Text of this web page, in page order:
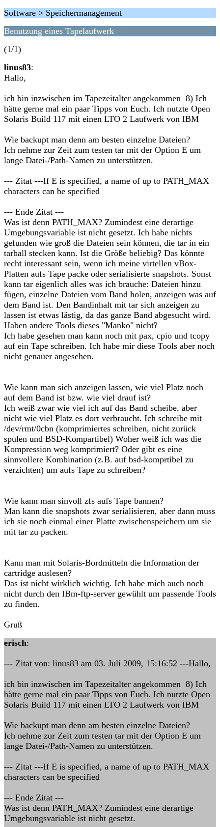
Software > Speichermanagement
Benutzung eines Tapelaufwerk
(1/1)
linus83:
Hallo,
ich bin inzwischen im Tapezeitalter angekommen 8) Ich
hätte gerne mal ein paar Tipps von Euch. Ich nutzte Open
Solaris Build 117 mit einen LTO 2 Laufwerk von IBM
Wie backupt man denn am besten einzelne Dateien?
Ich nehme zur Zeit zum testen tar mit der Option E um
lange Datei-/Path-Namen zu unterstützen.
--- Zitat ---If E is specified, a name of up to PATH_MAX
characters can be specified
--- Ende Zitat ---
Was ist denn PATH_MAX? Zumindest eine derartige
Umgebungsvariable ist nicht gesetzt. Ich habe nichts
gefunden wie groß die Dateien sein können, die tar in ein
tarball stecken kann. Ist die Größe beliebig? Das könnte
recht interessant sein, wenn ich meine virtellen vBox-
Platten aufs Tape packe oder serialisierte snapshots. Sonst
kann tar eigenlich alles was ich brauche: Dateien hinzu
fügen, einzelne Dateien vom Band holen, anzeigen was auf
dem Band ist. Den Bandinhalt mit tar sich anzeigen zu
lassen ist etwas lästig, da das ganze Band abgesucht wird.
Haben andere Tools dieses "Manko" nicht?
Ich habe gesehen man kann noch mit pax, cpio und tcopy
auf ein Tape schreiben. Ich habe mir diese Tools aber noch
nicht genauer angesehen.
Wie kann man sich anzeigen lassen, wie viel Platz noch
auf dem Band ist bzw. wie viel drauf ist?
Ich weiß zwar wie viel ich auf das Band scheibe, aber
nicht wie viel Platz es dort verbraucht. Ich schreibe mit
/dev/rmt/0cbn (komprimiertes schreiben, nicht zurück
spulen und BSD-Kompartibel) Woher weiß ich was die
Kompression weg komprimiert? Oder gibt es eine
sinnvollere Kombination (z.B. auf bsd-komprtibel zu
verzichten) um aufs Tape zu schreiben?
Wie kann man sinvoll zfs aufs Tape bannen?
Man kann die snapshots zwar serialisieren, aber dann muss
ich sie noch einmal einer Platte zwischenspeichern um sie
mit tar zu packen.
Kann man mit Solaris-Bordmitteln die Information der
cartridge auslesen?
Das ist nicht wirklich wichtig. Ich habe mich auch noch
nicht durch den IBm-ftp-server gewühlt um passende Tools
zu finden.
Gruß
erisch:
--- Zitat von: linus83 am 03. Juli 2009, 15:16:52 ---Hallo,
ich bin inzwischen im Tapezeitalter angekommen 8) Ich
hätte gerne mal ein paar Tipps von Euch. Ich nutzte Open
Solaris Build 117 mit einen LTO 2 Laufwerk von IBM
Wie backupt man denn am besten einzelne Dateien?
Ich nehme zur Zeit zum testen tar mit der Option E um
lange Datei-/Path-Namen zu unterstützen.
--- Zitat ---If E is specified, a name of up to PATH_MAX
characters can be specified
--- Ende Zitat ---
Was ist denn PATH_MAX? Zumindest eine derartige
Umgebungsvariable ist nicht gesetzt.